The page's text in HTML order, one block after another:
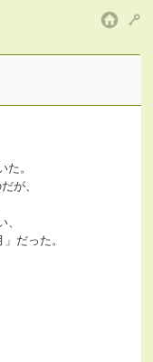
。
が、
、
だった。